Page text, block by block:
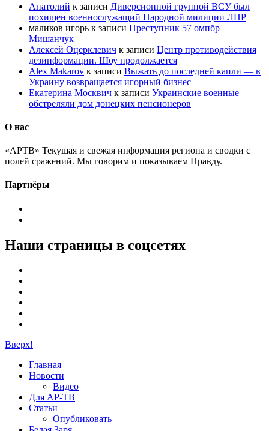
Анатолий к записи Диверсионной группой ВСУ был
похищен военнослужащий Народной милиции ЛНР
маликов игорь к записи Преступник 57 омпбр
Мишанчук
Алексей Оцерклевич к записи Центр противодействия
дезинформации. Шоу продолжается
Alex Makarov к записи Выжать до последней капли — в
Украину возвращается игорный бизнес
Екатерина Москвич к записи Украинские военные
обстреляли дом донецких пенсионеров
О нас
«АРТВ» Текущая и свежая информация региона и сводки с
полей сражений. Мы говорим и показываем Правду.
Партнёры
Наши страницы в соцсетях
Вверх!
Главная
Новости
Видео
Для АР-ТВ
Статьи
Опубликовать